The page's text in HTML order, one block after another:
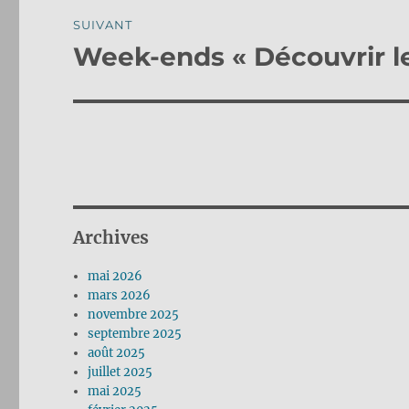
SUIVANT
Publication
Week-ends « Découvrir
Archives
mai 2026
mars 2026
novembre 2025
septembre 2025
août 2025
juillet 2025
mai 2025